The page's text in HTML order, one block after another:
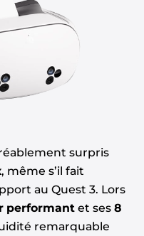
surpris
, même s’il fait
au Quest 3. Lors
performantet ses 8
remarquable